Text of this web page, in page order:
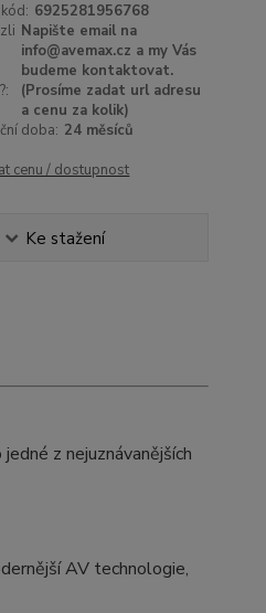
6925281956768
Napište email na
info@avemax.cz a my Vás
budeme kontaktovat.
(Prosíme zadat url adresu
a cenu za kolik)
doba: 24 měsíců
cenu / dostupnost
Ke stažení
z nejuznávanějších
AV technologie,